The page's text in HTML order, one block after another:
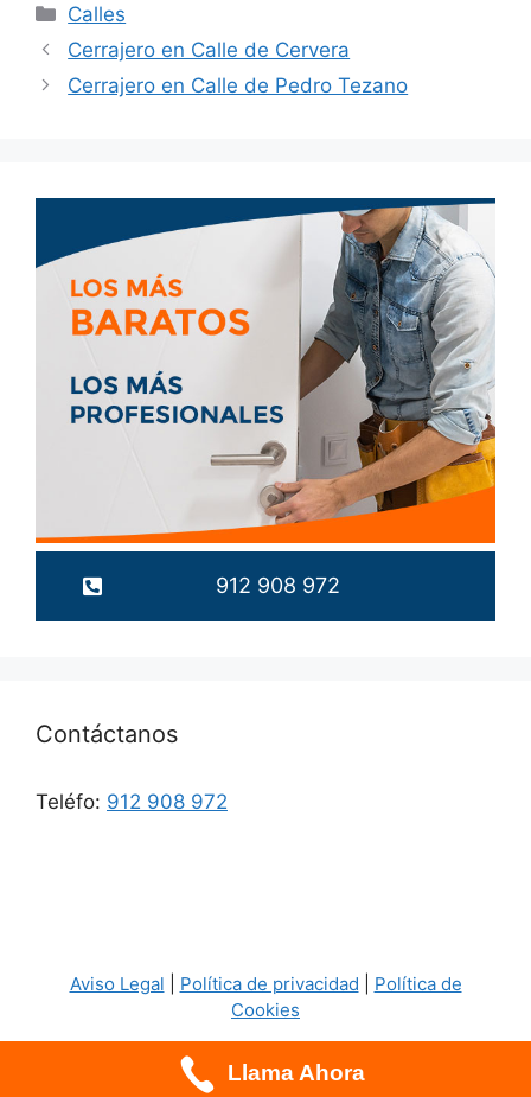
Calles
Cerrajero en Calle de Cervera
Cerrajero en Calle de Pedro Tezano
912 908 972
Contáctanos
Teléfo: 912 908 972
Aviso Legal Política de privacidad
Política de
Cookies
Llama Ahora